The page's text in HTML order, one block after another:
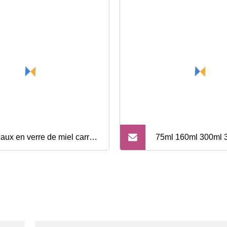
en verre de miel carré 75ml 160ml 300ml